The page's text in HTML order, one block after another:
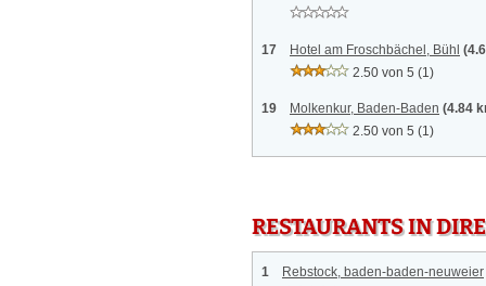
17 Hotel am Froschbächel, Bühl
2.50 von 5 (1)
19 Molkenkur, Baden-Baden (4.84
2.50 von 5 (1)
RESTAURANTS IN
1
Rebstock, baden-baden-neuweier